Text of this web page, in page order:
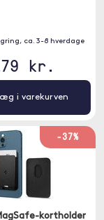
ca. 3-8 hverdage
kr.
i varekurven
-37%
kortholder